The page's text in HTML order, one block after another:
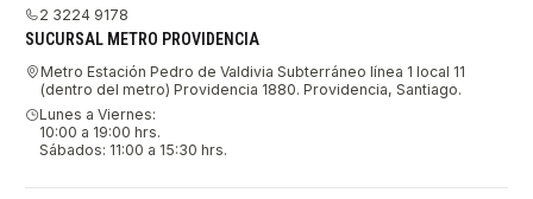
2 3224 9178
SUCURSAL METRO PROVIDENCIA
Metro Estación Pedro de Valdivia Subterráneo línea 1 local 11
(dentro del metro) Providencia 1880. Providencia, Santiago.
Lunes a Viernes:
10:00 a 19:00 hrs.
Sábados: 11:00 a 15:30 hrs.